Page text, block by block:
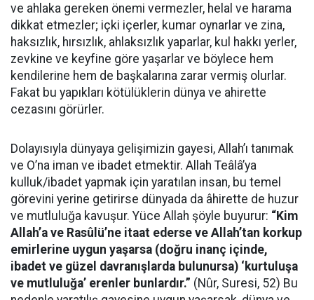
ve ahlaka gereken önemi vermezler, helal ve harama
dikkat etmezler; içki içerler, kumar oynarlar ve zina,
haksızlık, hırsızlık, ahlaksızlık yaparlar, kul hakkı yerler,
zevkine ve keyfine göre yaşarlar ve böylece hem
kendilerine hem de başkalarına zarar vermiş olurlar.
Fakat bu yapıkları kötülüklerin dünya ve ahirette
cezasını görürler.
Dolayısıyla dünyaya gelişimizin gayesi, Allah’ı tanımak
ve O’na iman ve ibadet etmektir. Allah Teâlâ’ya
kulluk/ibadet yapmak için yaratılan insan, bu temel
görevini yerine getirirse dünyada da âhirette de huzur
ve mutluluğa kavuşur. Yüce Allah şöyle buyurur: “Kim
Allah’a ve Rasûlü’ne itaat ederse ve Allah’tan korkup
emirlerine uygun yaşarsa (doğru inanç içinde,
ibadet ve güzel davranışlarda bulunursa) ‘kurtuluşa
ve mutluluğa’ erenler bunlardır.” (Nûr, Suresi, 52) Bu